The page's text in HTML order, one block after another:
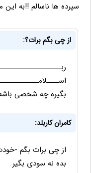
سپرده ها ناسالم !!به
از چی بگم برات؟:
بگیره چه شخصی
کامران کاربلد:
از چی برات بگم -
بده نه سودی بگیر